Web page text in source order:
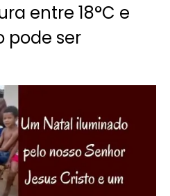
entre 18°C e
pode ser